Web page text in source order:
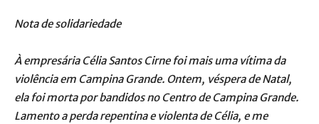
Nota de solidariedade
À empresária Célia Santos Cirne foi mais uma vítima da
violência em Campina Grande. Ontem, véspera de Natal,
ela foi morta por bandidos no Centro de Campina Grande.
Lamento a perda repentina e violenta de Célia, e me